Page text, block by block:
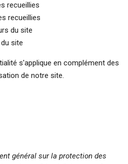
recueillies
recueillies
du site
site
s'applique en complément des
de notre site.
général sur la protection des